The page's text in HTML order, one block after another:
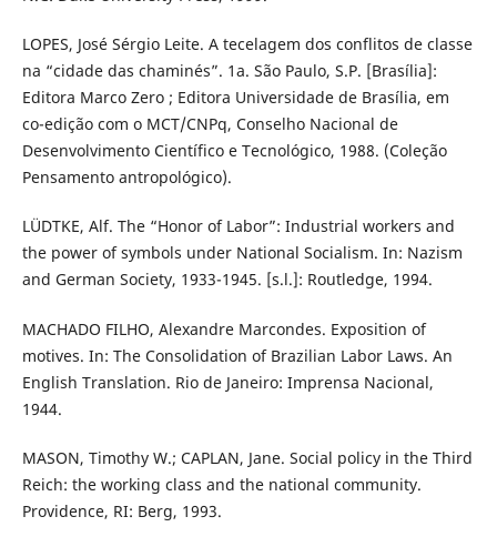
LOPES, José Sérgio Leite. A tecelagem dos conflitos de classe
na “cidade das chaminés”. 1a. São Paulo, S.P. [Brasília]:
Editora Marco Zero ; Editora Universidade de Brasília, em
co-edição com o MCT/CNPq, Conselho Nacional de
Desenvolvimento Científico e Tecnológico, 1988. (Coleção
Pensamento antropológico).
LÜDTKE, Alf. The “Honor of Labor”: Industrial workers and
the power of symbols under National Socialism. In: Nazism
and German Society, 1933-1945. [s.l.]: Routledge, 1994.
MACHADO FILHO, Alexandre Marcondes. Exposition of
motives. In: The Consolidation of Brazilian Labor Laws. An
English Translation. Rio de Janeiro: Imprensa Nacional,
1944.
MASON, Timothy W.; CAPLAN, Jane. Social policy in the Third
Reich: the working class and the national community.
Providence, RI: Berg, 1993.